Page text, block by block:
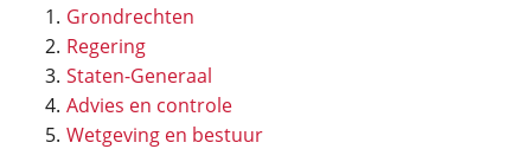
Grondrechten
Regering
Staten-Generaal
Advies en controle
Wetgeving en bestuur